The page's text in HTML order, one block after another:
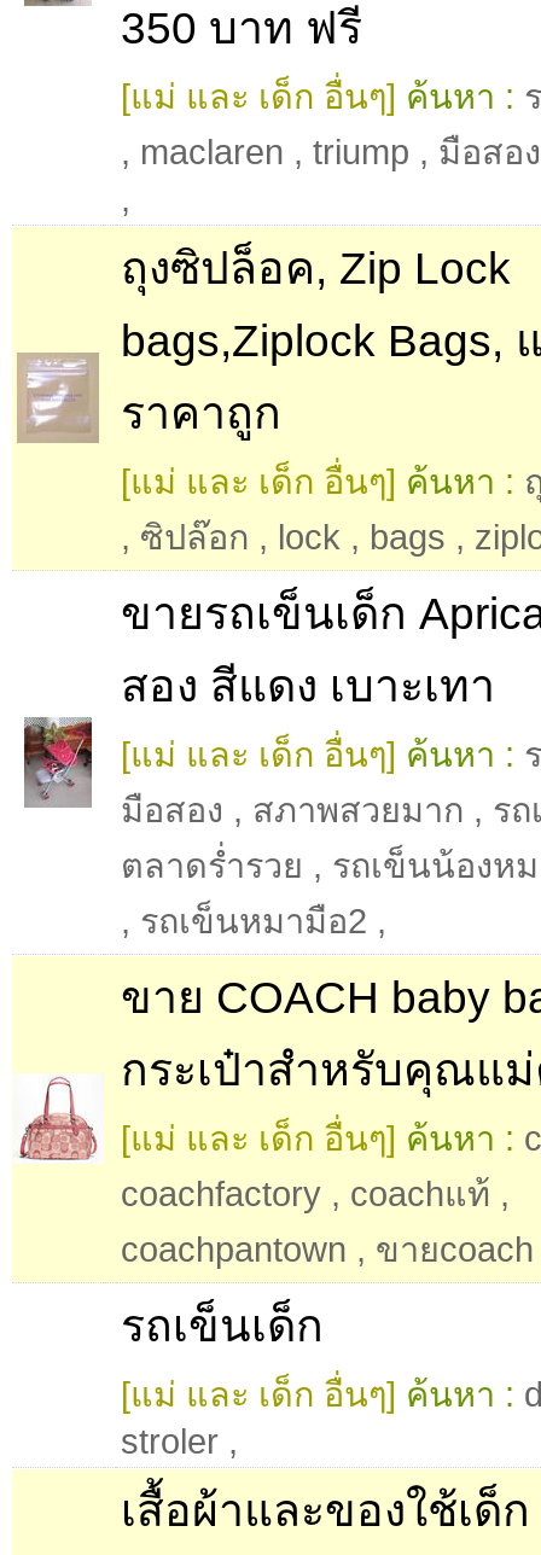
350 บาท ฟรี
[แม่ และ เด็ก อื่นๆ] ค้นหา :
, maclaren , triump , มือสอง
,
ถุงซิปล็อค, Zip Lock
bags,Ziplock Bags,
ราคาถูก
[แม่ และ เด็ก อื่นๆ] ค้นหา :
, ซิปล๊อก , lock , bags ,
ขายรถเข็นเด็ก
สอง สีแดง เบาะเทา
[แม่ และ เด็ก อื่นๆ] ค้นหา :
มือสอง , สภาพสวยมาก , รถ
ตลาดร่ำรวย , รถเข็นน้องห
, รถเข็นหมามือ2 ,
ขาย COACH baby
กระเป๋าสำหรับคุณแ
[แม่ และ เด็ก อื่นๆ] ค้นหา :
coachfactory , coachแท้ ,
coachpantown , ขายcoach
รถเข็นเด็ก
[แม่ และ เด็ก อื่นๆ] ค้นหา :
stroler ,
เสื้อผ้าและของใช้เด็ก